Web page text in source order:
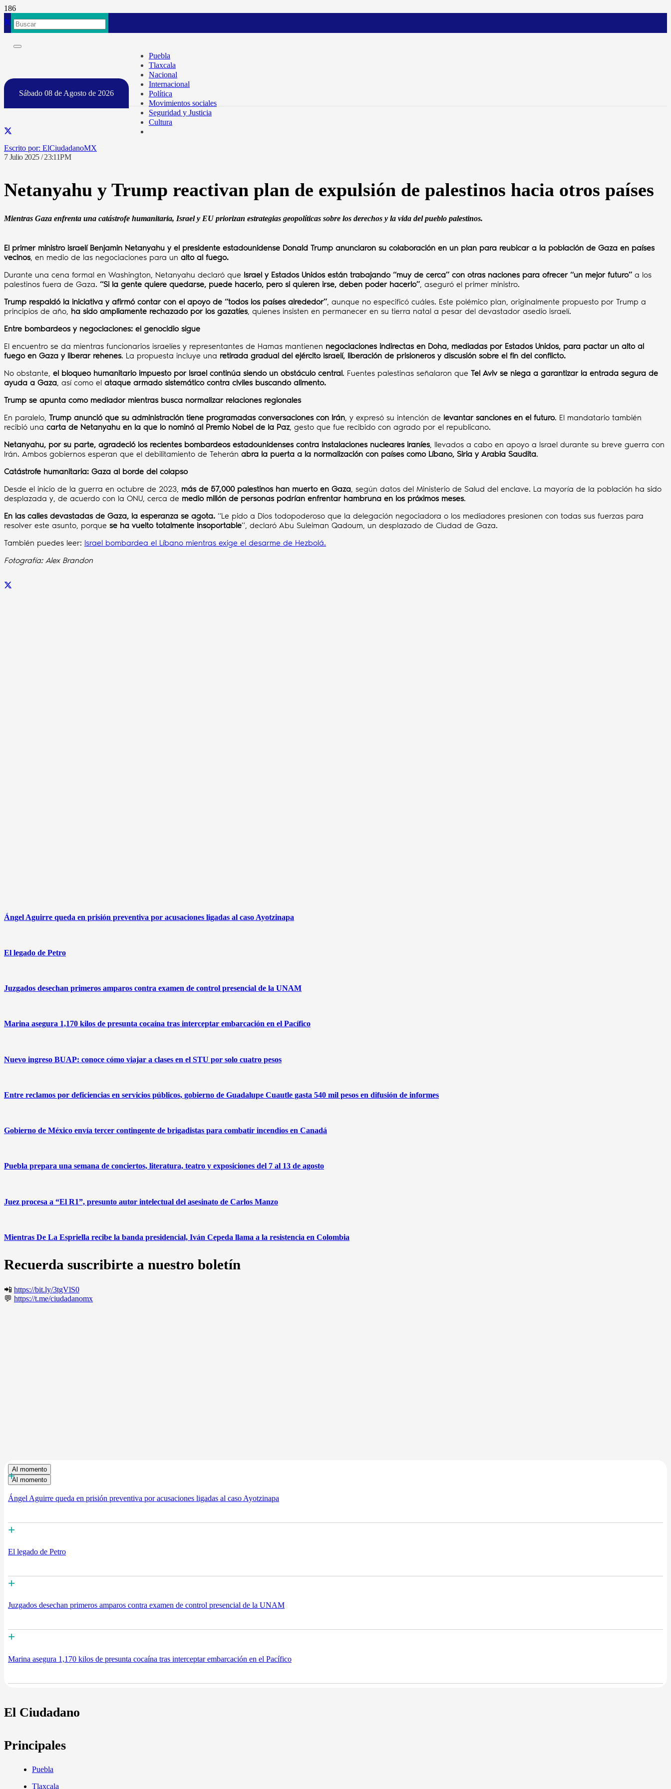
Sábado 08 de Agosto de 2026
Puebla
Tlaxcala
Nacional
Internacional
Política
Movimientos sociales
Seguridad y Justicia
Cultura
ElCiudadanoMX
7 Julio 2025 / 23:11PM
Netanyahu y Trump reactivan plan de expulsión de palestinos hacia otros países
Mientras Gaza enfrenta una catástrofe humanitaria, Israel y EU priorizan estrategias geopolíticas sobre los derechos y la vida del pueblo palestinos.
El primer ministro israelí Benjamin Netanyahu y el presidente estadounidense Donald Trump anunciaron su colaboración en un plan para reubicar a la población de Gaza en países
vecinos, en medio de las negociaciones para un alto al fuego.
Durante una cena formal en Washington, Netanyahu declaró que Israel y Estados Unidos están trabajando “muy de cerca” con otras naciones para ofrecer “un mejor futuro” a los
palestinos fuera de Gaza. “Si la gente quiere quedarse, puede hacerlo, pero si quieren irse, deben poder hacerlo”, aseguró el primer ministro.
Trump respaldó la iniciativa y afirmó contar con el apoyo de “todos los países alrededor”, aunque no especificó cuáles. Este polémico plan, originalmente propuesto por Trump a
principios de año, ha sido ampliamente rechazado por los gazatíes, quienes insisten en permanecer en su tierra natal a pesar del devastador asedio israelí.
Entre bombardeos y negociaciones: el genocidio sigue
El encuentro se da mientras funcionarios israelíes y representantes de Hamas mantienen negociaciones indirectas en Doha, mediadas por Estados Unidos, para pactar un alto al
fuego en Gaza y liberar rehenes. La propuesta incluye una retirada gradual del ejército israelí, liberación de prisioneros y discusión sobre el fin del conflicto.
No obstante, el bloqueo humanitario impuesto por Israel continúa siendo un obstáculo central. Fuentes palestinas señalaron que Tel Aviv se niega a garantizar la entrada segura de
ayuda a Gaza, así como el ataque armado sistemático contra civiles buscando alimento.
Trump se apunta como mediador mientras busca normalizar relaciones regionales
En paralelo, Trump anunció que su administración tiene programadas conversaciones con Irán, y expresó su intención de levantar sanciones en el futuro. El mandatario también
recibió una carta de Netanyahu en la que lo nominó al Premio Nobel de la Paz, gesto que fue recibido con agrado por el republicano.
Netanyahu, por su parte, agradeció los recientes bombardeos estadounidenses contra instalaciones nucleares iraníes, llevados a cabo en apoyo a Israel durante su breve guerra con
Irán. Ambos gobiernos esperan que el debilitamiento de Teherán abra la puerta a la normalización con países como Líbano, Siria y Arabia Saudita.
Catástrofe humanitaria: Gaza al borde del colapso
Desde el inicio de la guerra en octubre de 2023, más de 57,000 palestinos han muerto en Gaza, según datos del Ministerio de Salud del enclave. La mayoría de la población ha sido
desplazada y, de acuerdo con la ONU, cerca de medio millón de personas podrían enfrentar hambruna en los próximos meses.
En las calles devastadas de Gaza, la esperanza se agota. “Le pido a Dios todopoderoso que la delegación negociadora o los mediadores presionen con todas sus fuerzas para
resolver este asunto, porque se ha vuelto totalmente insoportable”, declaró Abu Suleiman Qadoum, un desplazado de Ciudad de Gaza.
También puedes leer: Israel bombardea el Líbano mientras exige el desarme de Hezbolá.
Fotografía: Alex Brandon
Ángel Aguirre queda en prisión preventiva por acusaciones ligadas al caso Ayotzinapa
El legado de Petro
Juzgados desechan primeros amparos contra examen de control presencial de la UNAM
Marina asegura 1,170 kilos de presunta cocaína tras interceptar embarcación en el Pacífico
Nuevo ingreso BUAP: conoce cómo viajar a clases en el STU por solo cuatro pesos
Entre reclamos por deficiencias en servicios públicos, gobierno de Guadalupe Cuautle gasta 540 mil pesos en difusión de informes
Gobierno de México envía tercer contingente de brigadistas para combatir incendios en Canadá
Puebla prepara una semana de conciertos, literatura, teatro y exposiciones del 7 al 13 de agosto
Juez procesa a “El R1”, presunto autor intelectual del asesinato de Carlos Manzo
Mientras De La Espriella recibe la banda presidencial, Iván Cepeda llama a la resistencia en Colombia
Recuerda suscribirte a nuestro boletín
📲 https://bit.ly/3tgVlS0
💬 https://t.me/ciudadanomx
Al momento
Al momento
+
Ángel Aguirre queda en prisión preventiva por acusaciones ligadas al caso Ayotzinapa
+
El legado de Petro
+
Juzgados desechan primeros amparos contra examen de control presencial de la UNAM
+
Marina asegura 1,170 kilos de presunta cocaína tras interceptar embarcación en el Pacífico
El Ciudadano
Principales
Puebla
Tlaxcala